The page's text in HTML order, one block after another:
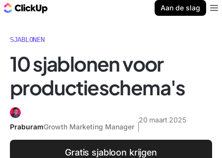
Aan de slag
SJABLONEN
10 sjablonen voor
productieschema's
PraburamGrowth Marketing Manager
20 maart 2025
Gratis sjabloon krijgen